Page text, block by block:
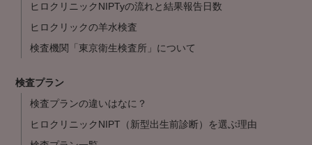
ヒロクリニックNIPTyの流れと結果報告日数
ヒロクリックの羊水検査
検査機関「東京衛生検査所」について
検査プラン
検査プランの違いはなに？
ヒロクリニックNIPT（新型出生前診断）を選ぶ理由